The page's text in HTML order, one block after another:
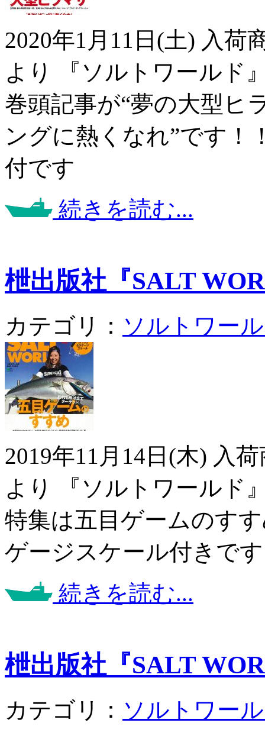
2020年1月11日(土) 入荷
より 『ソルトワールド
巻頭記事が“夢の大型ヒ
ングに熱くなれ”です！
付です
続きを読む...
枻出版社『SALT
カテゴリ： ソルトワー
2019年11月14日(木) 入
より 『ソルトワールド
特集は五目ゲームのす
ゲージスケール付きで
続きを読む...
枻出版社『SALT
カテゴリ： ソルトワー